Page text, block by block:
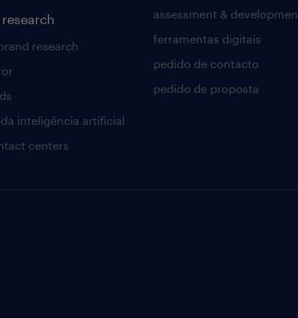
research
inteligência artificial
centers
assessment &
ferramentas digitais
pedido de contacto
pedido de proposta